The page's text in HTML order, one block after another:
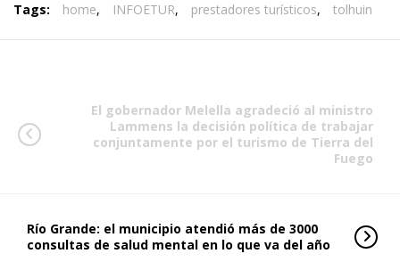
Tags: home, INFOETUR, prestadores turísticos, tolhuin
El gobernador Melella agradeció al ministro
Lammens la decisión política de trabajar
conjuntamente por el turismo de Tierra del
Fuego
Río Grande: el municipio atendió más de 3000
consultas de salud mental en lo que va del año